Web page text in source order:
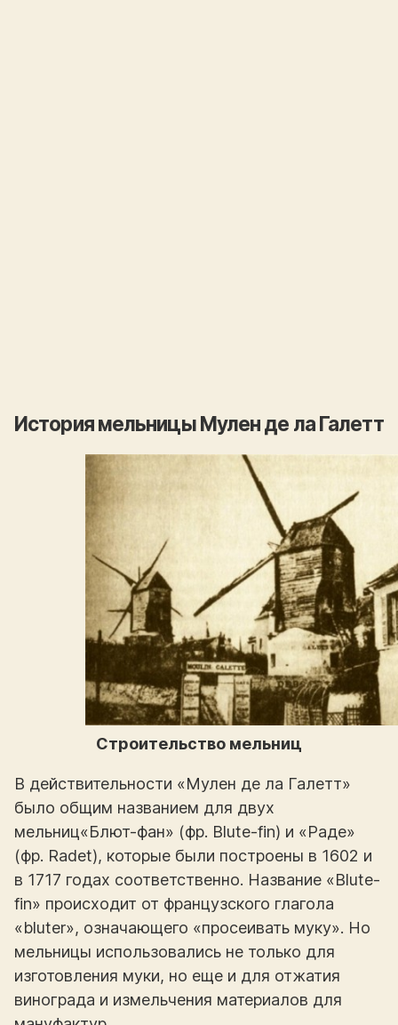
История мельницы Мулен де ла Галетт
Строительство мельниц
В действительности «Мулен де ла Галетт»
было общим названием для двух
мельниц«Блют-фан» (фр. Blute-fin) и «Раде»
(фр. Radet), которые были построены в 1602 и
в 1717 годах соответственно. Название «Blute-
fin» происходит от французского глагола
«bluter», означающего «просеивать муку». Но
мельницы использовались не только для
изготовления муки, но еще и для отжатия
винограда и измельчения материалов для